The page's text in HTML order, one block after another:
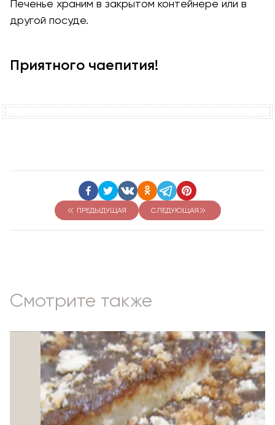
Печенье храним в закрытом контейнере или в
другой посуде.
Приятного чаепития!
ПРЕДЫДУЩАЯ СЛЕДУЮЩАЯ
Смотрите также